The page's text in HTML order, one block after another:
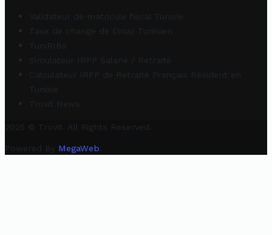
Validateur de matricule fiscal Tunisie
Taux de change de Dinar Tunisien
TuniRIBs
Simulateur IRPP Salarié / Retraité
Calculateur IRPP de Retraité Français Résident en
Tunisie
Trovit News
2025 © Trovit. All Rights Reserved.
Powered By MegaWeb